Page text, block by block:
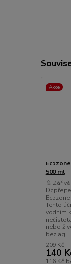
Akce
500 ml
🚿
Tento
vodním
nebo
bez ag...
209 Kč
140
116 Kč